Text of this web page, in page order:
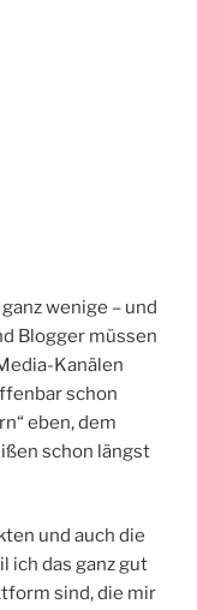
wenige – und
Blogger müssen
Kanälen
schon
eben, dem
schon längst
und auch die
ich das ganz gut
sind, die mir